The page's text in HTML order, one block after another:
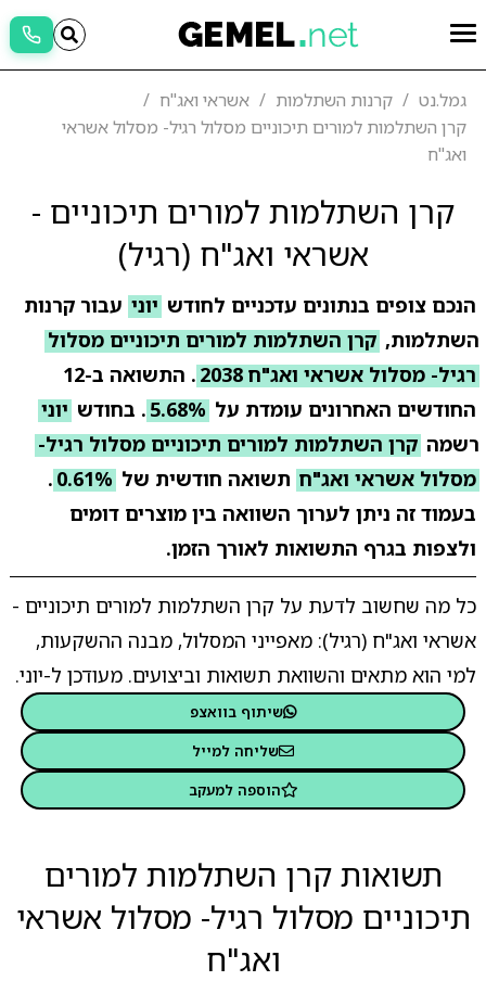
גמל.נט קרנות השתלמות
אשראי ואג"ח
קרן השתלמות למורים תיכוניים מסלול רגיל- מסלול אשראי
ואג"ח
קרן השתלמות למורים תיכוניים -
אשראי ואג"ח (רגיל)
הנכם צופים בנתונים עדכניים לחודש יוני עבור קרנות
השתלמות, קרן השתלמות למורים תיכוניים מסלול
רגיל- מסלול אשראי ואג"ח 2038
. התשואה ב-12
החודשים האחרונים עומדת על 5.68% . בחודש יוני
רשמה קרן השתלמות למורים תיכוניים מסלול רגיל-
מסלול אשראי ואג"ח תשואה חודשית של 0.61%
.
בעמוד זה ניתן לערוך השוואה בין מוצרים דומים
ולצפות בגרף התשואות לאורך הזמן.
כל מה שחשוב לדעת על קרן השתלמות למורים תיכוניים -
אשראי ואג"ח (רגיל): מאפייני המסלול, מבנה ההשקעות,
למי הוא מתאים והשוואת תשואות וביצועים. מעודכן ל-יוני.
שיתוף בוואצפ
שליחה למייל
הוספה למעקב
תשואות קרן השתלמות למורים
תיכוניים מסלול רגיל- מסלול אשראי
ואג"ח